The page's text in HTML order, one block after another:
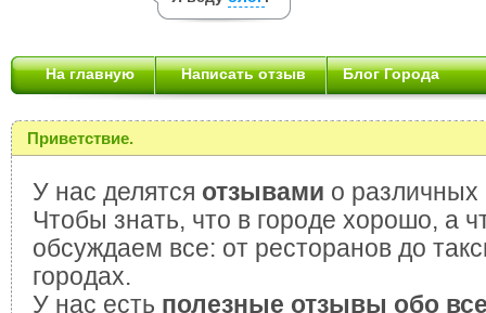
На главную Написать отзыв Блог Города
Приветствие.
У нас делятся отзывами о различных
Чтобы знать, что в городе хорошо, а
обсуждаем все: от ресторанов до
городах.
У нас есть полезные отзывы обо